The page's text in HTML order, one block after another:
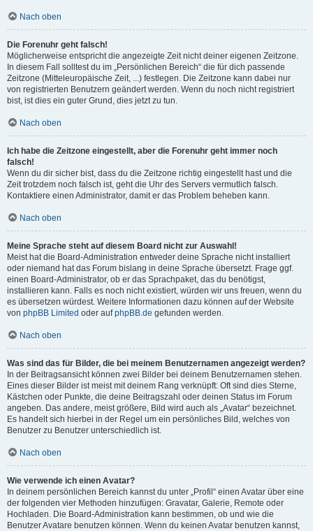
Nach oben
Die Forenuhr geht falsch!
Möglicherweise entspricht die angezeigte Zeit nicht deiner eigenen Zeitzone.
In diesem Fall solltest du im „Persönlichen Bereich“ die für dich passende
Zeitzone (Mitteleuropäische Zeit, ...) festlegen. Die Zeitzone kann dabei nur
von registrierten Benutzern geändert werden. Wenn du noch nicht registriert
bist, ist dies ein guter Grund, dies jetzt zu tun.
Nach oben
Ich habe die Zeitzone eingestellt, aber die Forenuhr geht immer noch
falsch!
Wenn du dir sicher bist, dass du die Zeitzone richtig eingestellt hast und die
Zeit trotzdem noch falsch ist, geht die Uhr des Servers vermutlich falsch.
Kontaktiere einen Administrator, damit er das Problem beheben kann.
Nach oben
Meine Sprache steht auf diesem Board nicht zur Auswahl!
Meist hat die Board-Administration entweder deine Sprache nicht installiert
oder niemand hat das Forum bislang in deine Sprache übersetzt. Frage ggf.
einen Board-Administrator, ob er das Sprachpaket, das du benötigst,
installieren kann. Falls es noch nicht existiert, würden wir uns freuen, wenn du
es übersetzen würdest. Weitere Informationen dazu können auf der Website
von phpBB Limited oder aufphpBB.de gefunden werden.
Nach oben
Was sind das für Bilder, die bei meinem Benutzernamen angezeigt werden?
In der Beitragsansicht können zwei Bilder bei deinem Benutzernamen stehen.
Eines dieser Bilder ist meist mit deinem Rang verknüpft: Oft sind dies Sterne,
Kästchen oder Punkte, die deine Beitragszahl oder deinen Status im Forum
angeben. Das andere, meist größere, Bild wird auch als „Avatar“ bezeichnet.
Es handelt sich hierbei in der Regel um ein persönliches Bild, welches von
Benutzer zu Benutzer unterschiedlich ist.
Nach oben
Wie verwende ich einen Avatar?
In deinem persönlichen Bereich kannst du unter „Profil“ einen Avatar über eine
der folgenden vier Methoden hinzufügen: Gravatar, Galerie, Remote oder
Hochladen. Die Board-Administration kann bestimmen, ob und wie die
Benutzer Avatare benutzen können. Wenn du keinen Avatar benutzen kannst,